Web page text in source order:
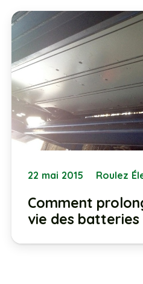
22 mai 2015 Roulez
Comment
vie des